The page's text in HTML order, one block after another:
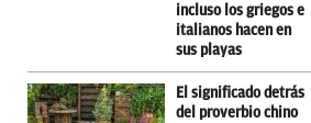
incluso los griegos e
italianos hacen en
sus playas
El significado detrás
del proverbio chino